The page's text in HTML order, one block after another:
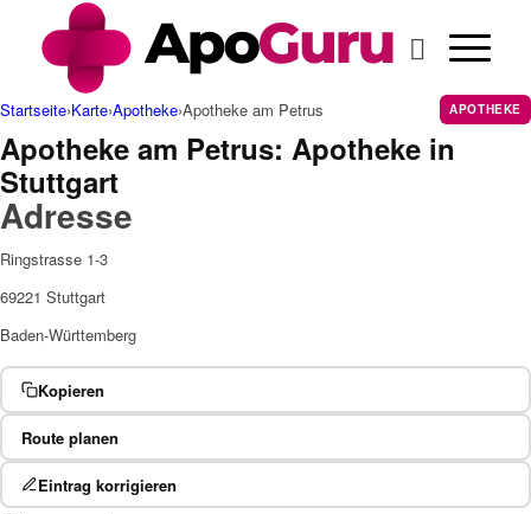
Startseite›Karte›Apotheke›Apotheke am Petrus APOTHEKE
Apotheke am Petrus: Apotheke in
Stuttgart
Adresse
Ringstrasse 1-3
69221 Stuttgart
Baden-Württemberg
Kopieren
Route planen
Eintrag korrigieren